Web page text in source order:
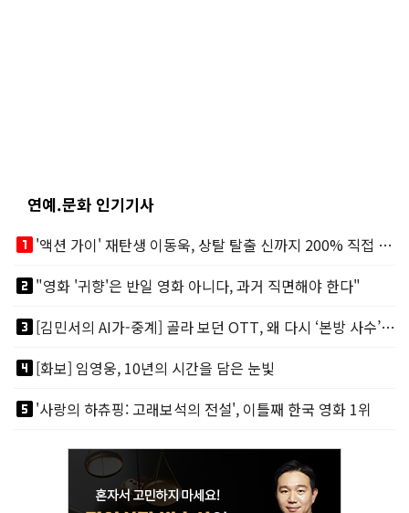
연예.문화 인기기사
looks_one
'액션 가이' 재탄생 이동욱, 상탈 탈출 신까지 200% 직접 소화
looks_two"영화 '귀향'은 반일 영화 아니다, 과거 직면해야 한다"
looks_3
[김민서의 AI가-중계] 골라 보던 OTT, 왜 다시 ‘본방 사수’를 부르나
looks_4[화보] 임영웅, 10년의 시간을 담은 눈빛
looks_5'사랑의 하츄핑: 고래보석의 전설', 이틀째 한국 영화 1위